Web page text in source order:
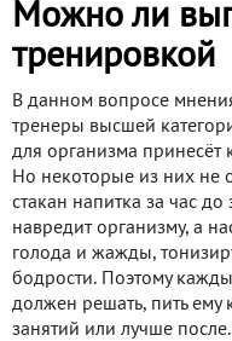
Можно ли
тренировкой
В данном вопросе
тренеры высшей
для организма
Но некоторые из них не
стакан напитка за час
навредит организму, а
голода и жажды,
бодрости. Поэтому
должен решать, пить
занятий или лучше после.